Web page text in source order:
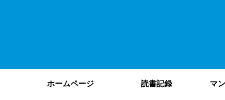
ホームページ 読書記録 マ